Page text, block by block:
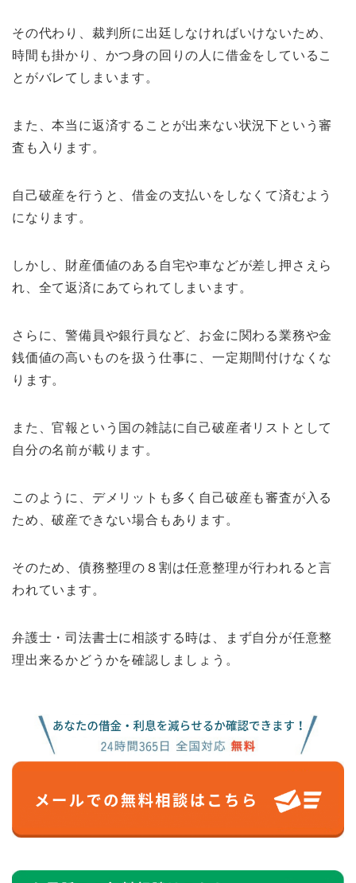
その代わり、裁判所に出廷しなければいけないため、
時間も掛かり、かつ身の回りの人に借金をしているこ
とがバレてしまいます。
また、本当に返済することが出来ない状況下という審
査も入ります。
自己破産を行うと、借金の支払いをしなくて済むよう
になります。
しかし、財産価値のある自宅や車などが差し押さえら
れ、全て返済にあてられてしまいます。
さらに、警備員や銀行員など、お金に関わる業務や金
銭価値の高いものを扱う仕事に、一定期間付けなくな
ります。
また、官報という国の雑誌に自己破産者リストとして
自分の名前が載ります。
このように、デメリットも多く自己破産も審査が入る
ため、破産できない場合もあります。
そのため、債務整理の８割は任意整理が行われると言
われています。
弁護士・司法書士に相談する時は、まず自分が任意整
理出来るかどうかを確認しましょう。